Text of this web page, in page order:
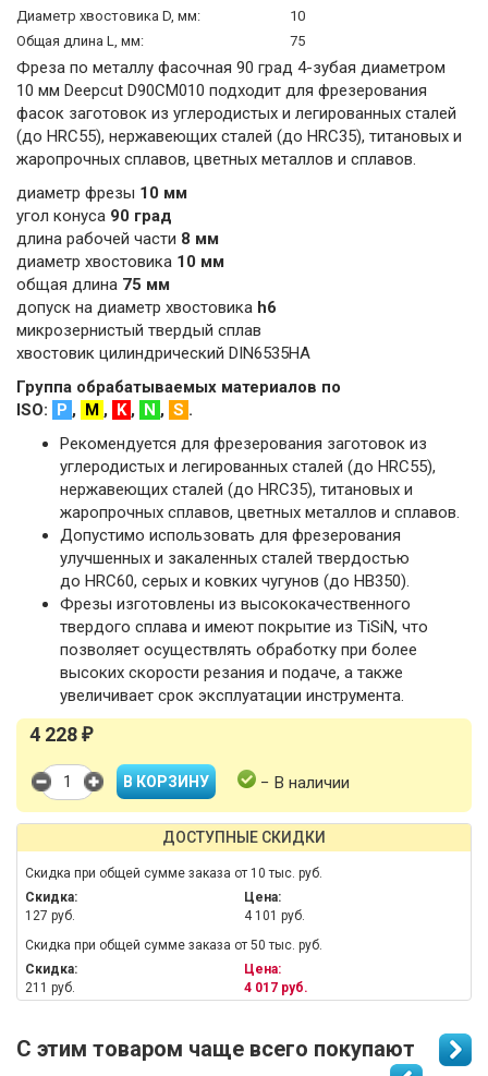
Диаметр хвостовика D, мм:
10
Общая длина L, мм:
75
Фреза по металлу фасочная 90 град 4-зубая диаметром
10 мм Deepcut D90CM010 подходит для фрезерования
фасок заготовок из углеродистых и легированных сталей
(до HRC55), нержавеющих сталей (до HRC35), титановых и
жаропрочных сплавов, цветных металлов и сплавов.
диаметр фрезы 10 мм
угол конуса 90 град
длина рабочей части 8 мм
диаметр хвостовика 10 мм
общая длина 75 мм
допуск на диаметр хвостовика h6
микрозернистый твердый сплав
хвостовик цилиндрический DIN6535HA
Группа обрабатываемых материалов по
ISO: P , M , K , N , S .
Рекомендуется для фрезерования заготовок из
углеродистых и легированных сталей (до HRC55),
нержавеющих сталей (до HRC35), титановых и
жаропрочных сплавов, цветных металлов и сплавов.
Допустимо использовать для фрезерования
улучшенных и закаленных сталей твердостью
до HRC60, серых и ковких чугунов (до HB350).
Фрезы изготовлены из высококачественного
твердого сплава и имеют покрытие из TiSiN, что
позволяет осуществлять обработку при более
высоких скорости резания и подаче, а также
увеличивает срок эксплуатации инструмента.
4 228 ₽
− В наличии
ДОСТУПНЫЕ СКИДКИ
Скидка при общей сумме заказа от 10 тыс. руб.
Скидка:
127 руб.
Цена:
4 101 руб.
Скидка при общей сумме заказа от 50 тыс. руб.
Скидка:
211 руб.
Цена:
4 017 руб.
С этим товаром чаще всего покупают